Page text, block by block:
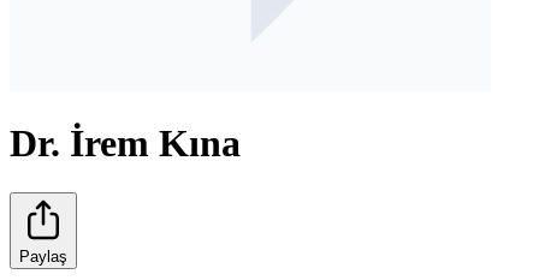
Dr. İrem Kına
Paylaş